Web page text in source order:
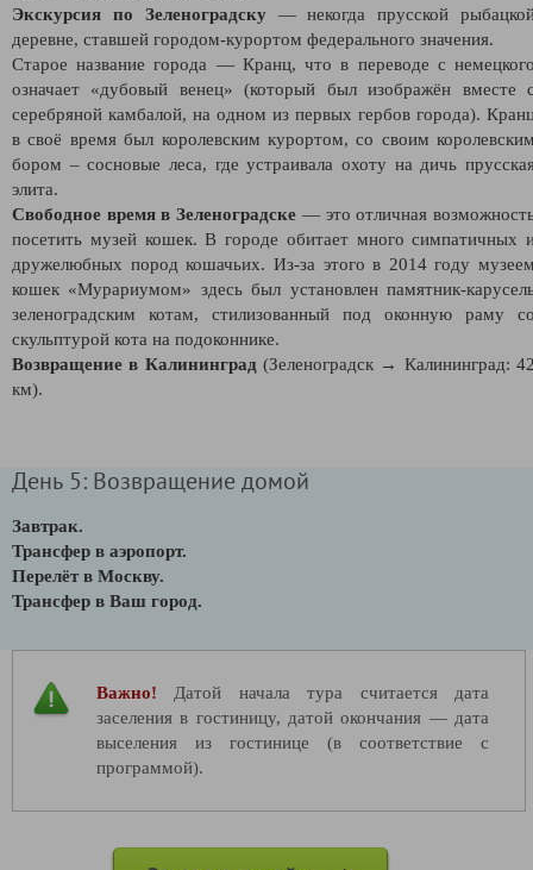
Экскурсия по Зеленоградску
—некогда прусской
деревне, ставшей городом-курортом федерального значения.
Старое название города — Кранц, что в переводе с
означает «дубовый венец» (который был изображён вместе
серебряной камбалой, на одном из первых гербов города).
в своё время был королевским курортом, со своим
бором – сосновые леса, где устраивала охоту на дичь
элита.
Свободное время в Зеленоградске —это отличная
посетить музей кошек. В городе обитает много симпатичных
дружелюбных пород кошачьих. Из-за этого в 2014 году
кошек «Мурариумом» здесь был установлен памятник-
зеленоградским котам, стилизованный под оконную раму
скульптурой кота на подоконнике.
Возвращение в Калининград (Зеленоградск → Калининград:
км).
День 5: Возвращение домой
Завтрак.
Трансфер в аэропорт.
Перелёт в Москву.
Трансфер в Ваш город.
Важно!
Датой начала тура считается дата
заселения в гостиницу, датой окончания — дата
выселения из гостинице (в соответствие с
программой).